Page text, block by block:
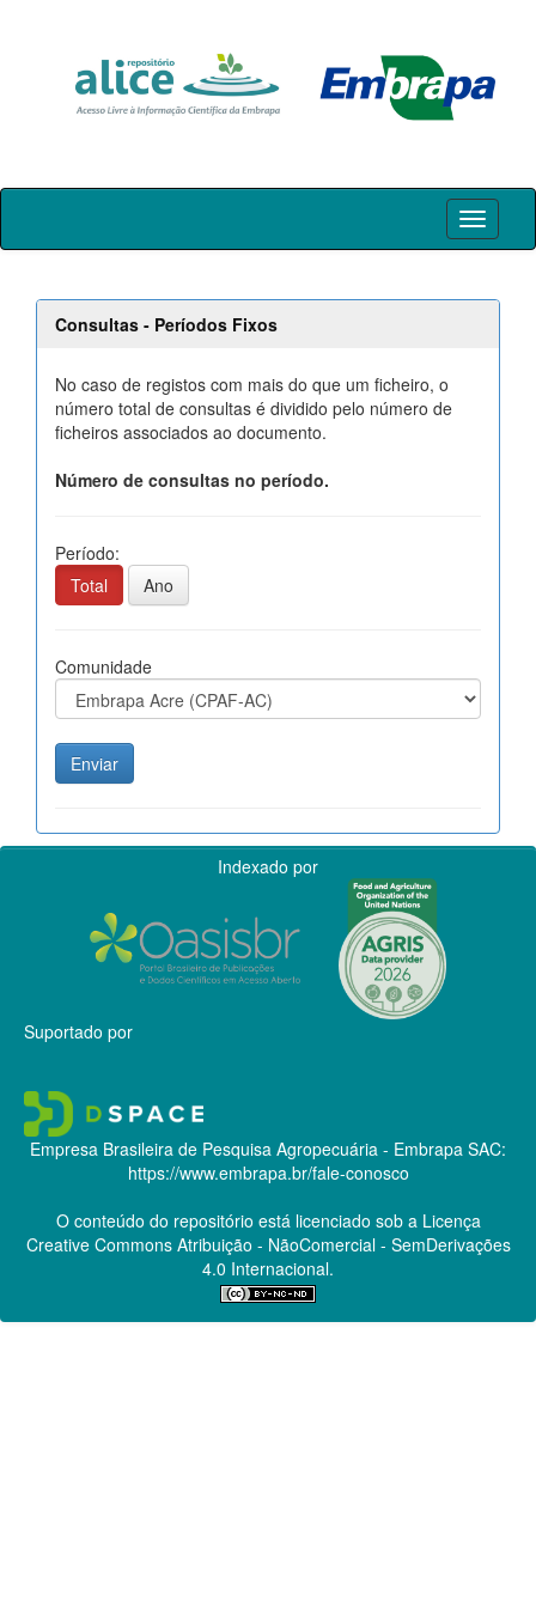
Skip
Consultas - Períodos Fixos
No caso de registos com mais do que um ficheiro, o
número total de consultas é dividido pelo número de
ficheiros associados ao documento.
Número de consultas no período.
Período:
Total
Ano
Comunidade
Indexado por
Suportado por
Empresa Brasileira de Pesquisa Agropecuária - Embrapa SAC:
https://www.embrapa.br/fale-conosco
O conteúdo do repositório está licenciado sob a Licença
Creative CommonsAtribuição - NãoComercial - SemDerivações
4.0 Internacional.